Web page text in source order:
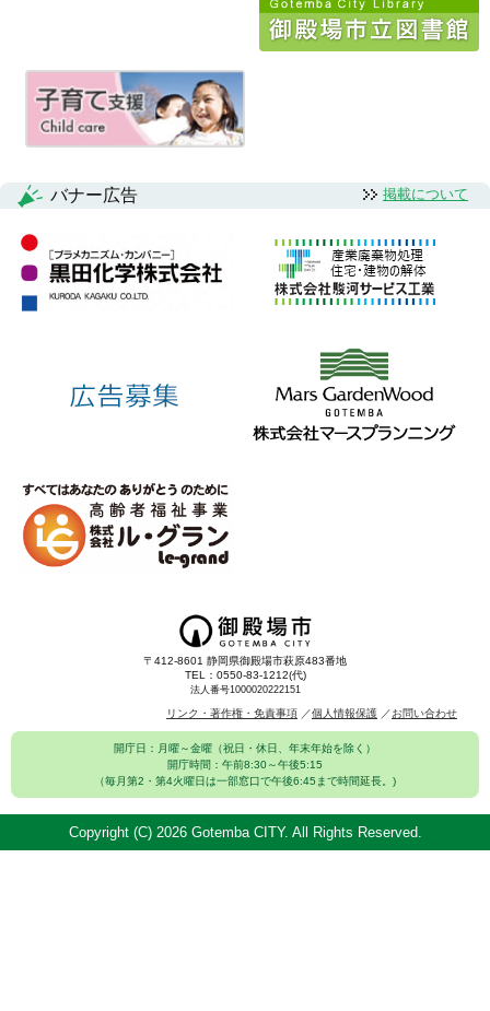
バナー広告 掲載について
〒412-8601 静岡県御殿場市萩原483番地
TEL：0550-83-1212(代)
法人番号1000020222151
リンク・著作権・免責事項 個人情報保護 お問い合わせ
開庁日：月曜～金曜（祝日・休日、年末年始を除く）
開庁時間：午前8:30～午後5:15
（毎月第2・第4火曜日は一部窓口で午後6:45まで時間延長。)
Copyright (C) 2026 Gotemba CITY. All Rights Reserved.